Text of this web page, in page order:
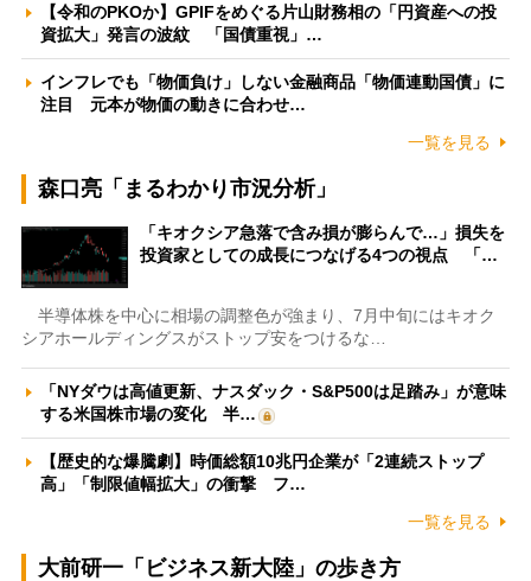
【令和のPKOか】GPIFをめぐる片山財務相の「円資産への投
資拡大」発言の波紋 「国債重視」…
インフレでも「物価負け」しない金融商品「物価連動国債」に
注目 元本が物価の動きに合わせ…
一覧を見る
森口亮「まるわかり市況分析」
「キオクシア急落で含み損が膨らんで…」損失を
投資家としての成長につなげる4つの視点 「…
半導体株を中心に相場の調整色が強まり、7月中旬にはキオク
シアホールディングスがストップ安をつけるな…
「NYダウは高値更新、ナスダック・S&P500は足踏み」が意味
する米国株市場の変化 半…
【歴史的な爆騰劇】時価総額10兆円企業が「2連続ストップ
高」「制限値幅拡大」の衝撃 フ…
一覧を見る
大前研一「ビジネス新大陸」の歩き方